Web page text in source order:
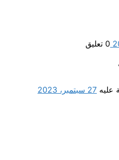
0 تعليق
عليه 27 سبتمبر، 2023